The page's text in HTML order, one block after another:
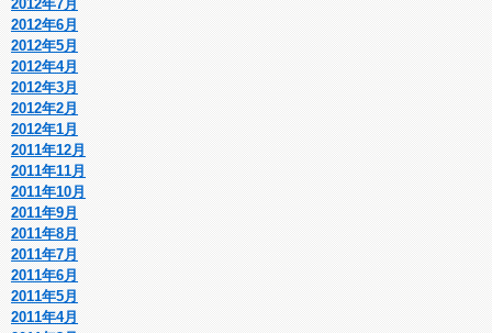
2012年7月
2012年6月
2012年5月
2012年4月
2012年3月
2012年2月
2012年1月
2011年12月
2011年11月
2011年10月
2011年9月
2011年8月
2011年7月
2011年6月
2011年5月
2011年4月